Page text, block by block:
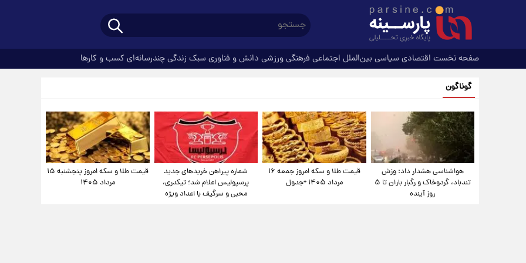
صفحه نخست اقتصادی سیاسی بین‌الملل اجتماعی فرهنگیورزشی دانش و فناوری سبک زندگیچندرسانه‌ای کسب و کارها
گوناگون
هواشناسی هشدار داد: وزش
تندباد، گردوخاک و رگبار باران تا ۵
روز آینده
قیمت طلا و سکه امروز جمعه ۱۶
مرداد ۱۴۰۵ +جدول
شماره پیراهن خریدهای جدید
پرسپولیس اعلام شد؛ تیکدری،
محبی و سرگیف با اعداد ویژه
قیمت طلا و سکه امروز پنجشنبه ۱۵
مرداد ۱۴۰۵